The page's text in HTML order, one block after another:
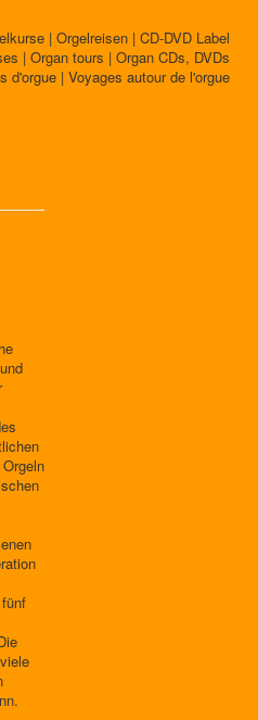
| Orgelreisen | CD-DVD Label
| Organ tours | Organ CDs, DVDs
d'orgue | Voyages autour de l'orgue